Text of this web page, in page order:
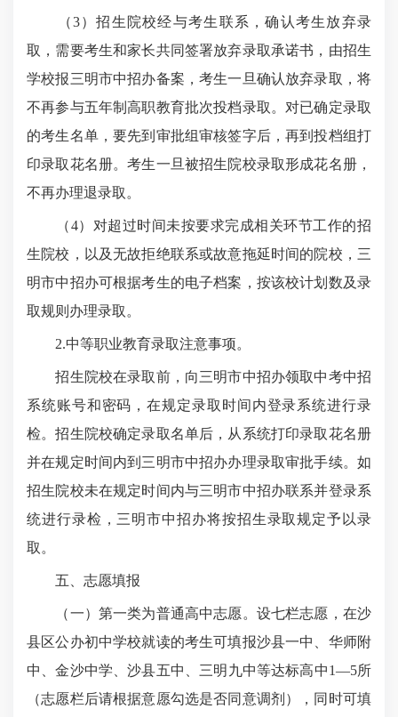
（3）招生院校经与考生联系，确认考生放弃录
取，需要考生和家长共同签署放弃录取承诺书，由招生
学校报三明市中招办备案，考生一旦确认放弃录取，将
不再参与五年制高职教育批次投档录取。对已确定录取
的考生名单，要先到审批组审核签字后，再到投档组打
印录取花名册。考生一旦被招生院校录取形成花名册，
不再办理退录取。
（4）对超过时间未按要求完成相关环节工作的招
生院校，以及无故拒绝联系或故意拖延时间的院校，三
明市中招办可根据考生的电子档案，按该校计划数及录
取规则办理录取。
2.中等职业教育录取注意事项。
招生院校在录取前，向三明市中招办领取中考中招
系统账号和密码，在规定录取时间内登录系统进行录
检。招生院校确定录取名单后，从系统打印录取花名册
并在规定时间内到三明市中招办办理录取审批手续。如
招生院校未在规定时间内与三明市中招办联系并登录系
统进行录检，三明市中招办将按招生录取规定予以录
取。
五、志愿填报
（一）第一类为普通高中志愿。设七栏志愿，在沙
县区公办初中学校就读的考生可填报沙县一中、华师附
中、金沙中学、沙县五中、三明九中等达标高中1—5所
（志愿栏后请根据意愿勾选是否同意调剂），同时可填